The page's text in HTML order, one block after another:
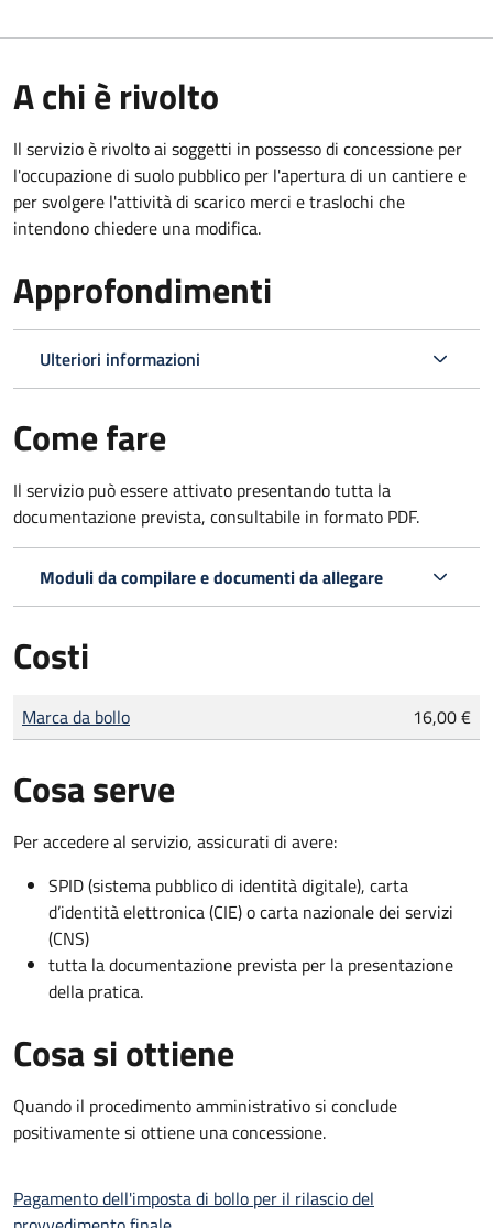
A chi è rivolto
Il servizio è rivolto ai soggetti in possesso di concessione per
l'occupazione di suolo pubblico per l'apertura di un cantiere e
per svolgere l'attività di scarico merci e traslochi che
intendono chiedere una modifica.
Approfondimenti
Ulteriori informazioni
Come fare
Il servizio può essere attivato presentando tutta la
documentazione prevista, consultabile in formato PDF.
Moduli da compilare e documenti da allegare
Costi
Tipo di pagamento
Importo
Marca da bollo 16,00 €
Cosa serve
Per accedere al servizio, assicurati di avere:
SPID (sistema pubblico di identità digitale), carta
d’identità elettronica (CIE) o carta nazionale dei servizi
(CNS)
tutta la documentazione prevista per la presentazione
della pratica.
Cosa si ottiene
Quando il procedimento amministrativo si conclude
positivamente si ottiene una concessione.
Pagamento dell'imposta di bollo per il rilascio del